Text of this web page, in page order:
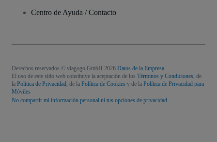
Centro de Ayuda / Contacto
Derechos reservados © viagogo GmbH 2026 Datos de la Empresa
El uso de este sitio web constituye la aceptación de los Términos y Condiciones, de
la Política de Privacidad, de la Política de Cookies y de la Política de Privacidad para
Móviles
No compartir mi información personal ni tus opciones de privacidad